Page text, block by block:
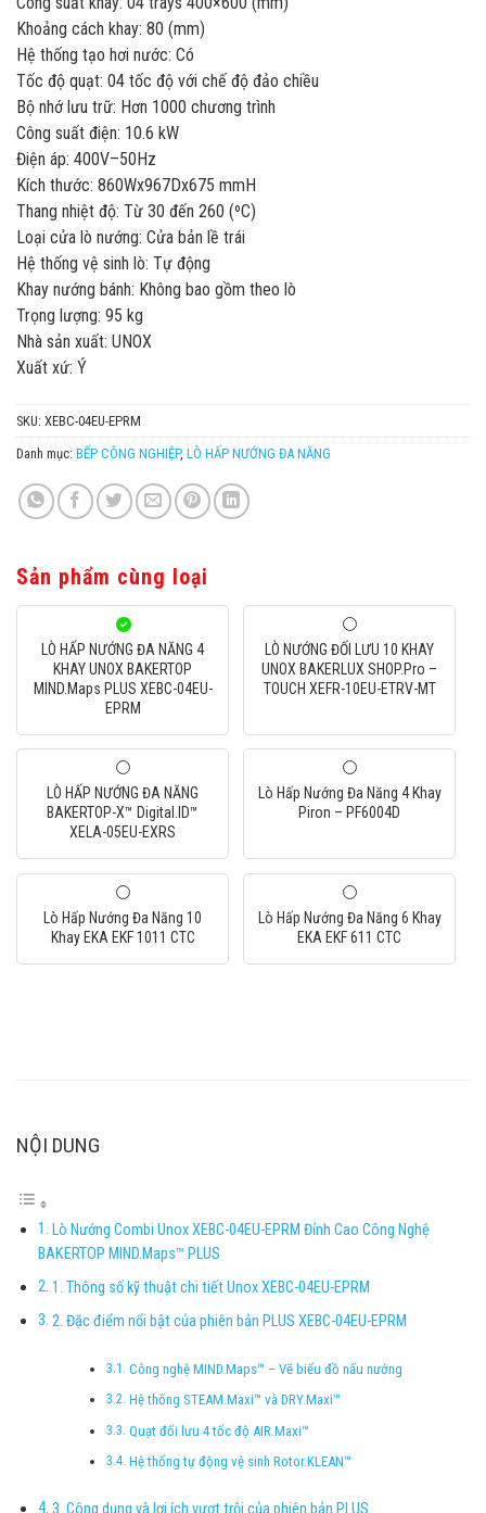
Khoảng cách khay: 80 (mm)
Hệ thống tạo hơi nước: Có
Tốc độ quạt: 04 tốc độ với chế độ đảo chiều
Bộ nhớ lưu trữ: Hơn 1000 chương trình
Công suất điện: 10.6 kW
Điện áp: 400V–50Hz
Kích thước: 860Wx967Dx675 mmH
Thang nhiệt độ: Từ 30 đến 260 (ºC)
Loại cửa lò nướng: Cửa bản lề trái
Hệ thống vệ sinh lò: Tự động
Khay nướng bánh: Không bao gồm theo lò
Trọng lượng: 95 kg
Nhà sản xuất: UNOX
Xuất xứ: Ý
SKU: XEBC-04EU-EPRM
Danh mục: BẾP CÔNG NGHIỆP, LÒ HẤP NƯỚNG ĐA NĂNG
Sản phẩm cùng loại
LÒ HẤP NƯỚNG ĐA NĂNG 4
KHAY UNOX BAKERTOP
MIND.Maps PLUS XEBC-04EU-
EPRM
LÒ NƯỚNG ĐỐI LƯU 10 KHAY
UNOX BAKERLUX SHOP.Pro –
TOUCH XEFR-10EU-ETRV-MT
LÒ HẤP NƯỚNG ĐA NĂNG
BAKERTOP-X™ Digital.ID™
XELA-05EU-EXRS
Lò Hấp Nướng Đa Năng 4 Khay
Piron – PF6004D
Lò Hấp Nướng Đa Năng 10
Khay EKA EKF 1011 CTC
Lò Hấp Nướng Đa Năng 6 Khay
EKA EKF 611 CTC
NỘI DUNG
Lò Nướng Combi Unox XEBC-04EU-EPRM Đỉnh Cao Công Nghệ
BAKERTOP MIND.Maps™ PLUS
1. Thông số kỹ thuật chi tiết Unox XEBC-04EU-EPRM
2. Đặc điểm nổi bật của phiên bản PLUS XEBC-04EU-EPRM
Công nghệ MIND.Maps™ – Vẽ biểu đồ nấu nướng
Hệ thống STEAM.Maxi™ và DRY.Maxi™
Quạt đối lưu 4 tốc độ AIR.Maxi™
Hệ thống tự động vệ sinh Rotor.KLEAN™
3. Công dụng và lợi ích vượt trội của phiên bản PLUS